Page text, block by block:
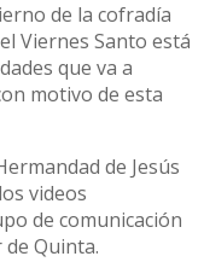
de la cofradía
Viernes Santo está
que va a
motivo de esta
de Jesús
videos
de comunicación
Quinta.